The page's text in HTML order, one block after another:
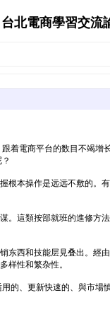
台北電商學習交流
着電商平台的数目不竭
本操作是远远不敷的
這類按部就班的進修
西和技能层見叠出。
样性和繁杂性。
的、更新快速的、與市